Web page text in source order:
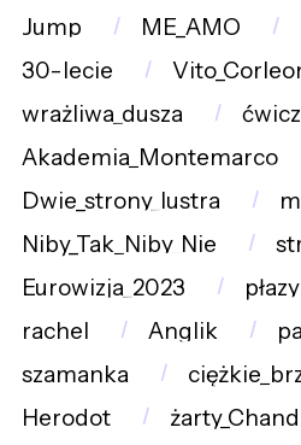
Jump
ME_AMO
30-lecie
wrażliwa_dusza
Akademia_Montemarco
Dwie_strony_lustra
Niby_Tak_Niby_Nie
Eurowizja_2023
płazy
rachel
Anglik
szamanka
Herodot